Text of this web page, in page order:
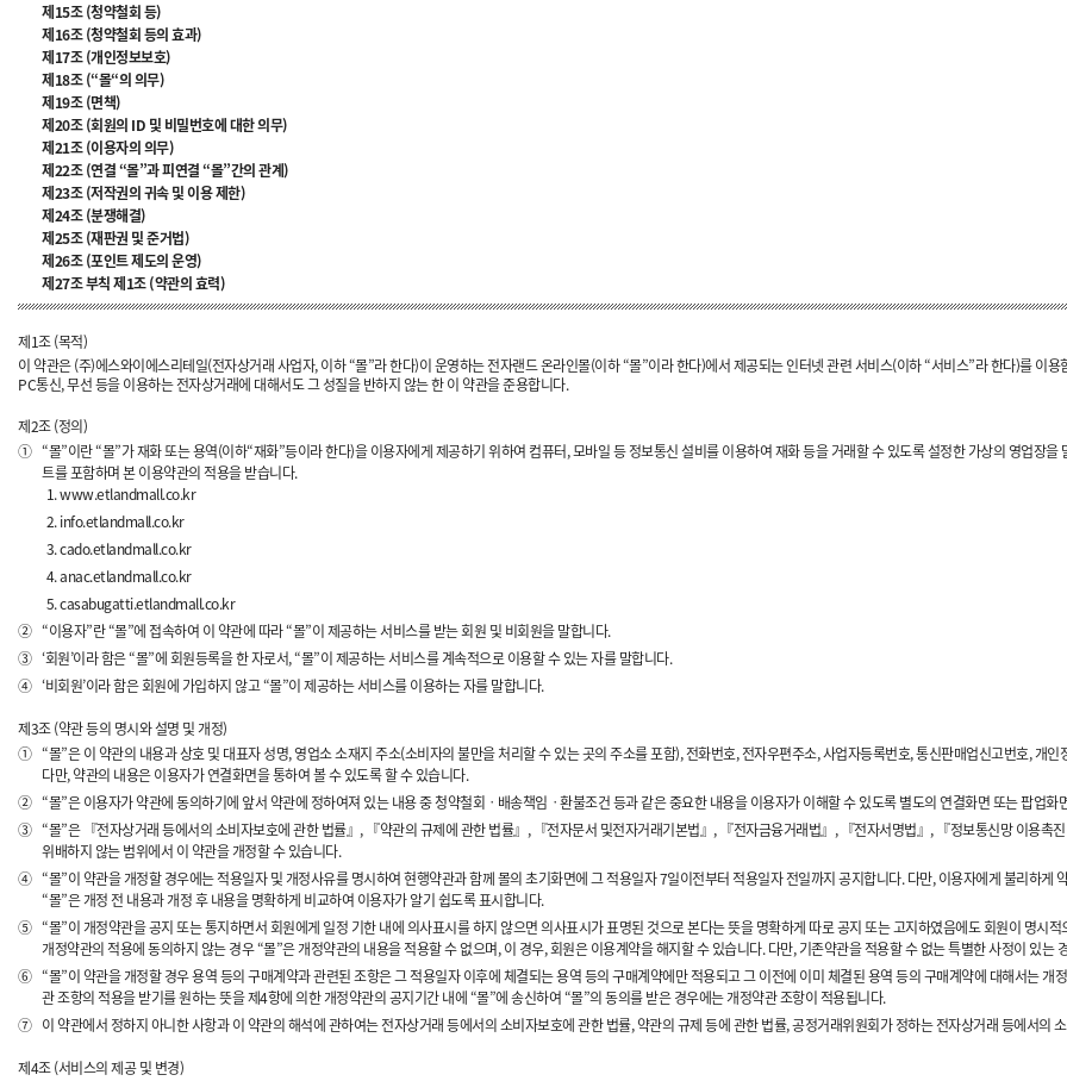
제15조 (청약철회 등)
제16조 (청약철회 등의 효과)
제17조 (개인정보보호)
제18조 (“몰“의 의무)
제19조 (면책)
제20조 (회원의 ID 및 비밀번호에 대한 의무)
제21조 (이용자의 의무)
제22조 (연결 “몰”과 피연결 “몰”간의 관계)
제23조 (저작권의 귀속 및 이용 제한)
제24조 (분쟁해결)
제25조 (재판권 및 준거법)
제26조 (포인트 제도의 운영)
제27조 부칙 제1조 (약관의 효력)
제1조 (목적)
이 약관은 (주)에스와이에스리테일(전자상거래 사업자, 이하 “몰”라 한다)이 운영하는 전자랜드 온라인몰(이하 “몰”이라 한다)에서 제공되는 인터넷 관련 서비스(이하 “서비스”라 한다)를 이
PC통신, 무선 등을 이용하는 전자상거래에 대해서도 그 성질을 반하지 않는 한 이 약관을 준용합니다.
제2조 (정의)
① “몰”이란 “몰”가 재화 또는 용역(이하“재화”등이라 한다)을 이용자에게 제공하기 위하여 컴퓨터, 모바일 등 정보통신 설비를 이용하여 재화 등을 거래할 수 있도록 설정한 가상의 영업장
트를 포함하며 본 이용약관의 적용을 받습니다.
www.etlandmall.co.kr
info.etlandmall.co.kr
cado.etlandmall.co.kr
anac.etlandmall.co.kr
casabugatti.etlandmall.co.kr
② “이용자”란 “몰”에 접속하여 이 약관에 따라 “몰”이 제공하는 서비스를 받는 회원 및 비회원을 말합니다.
③ ‘회원’이라 함은 “몰”에 회원등록을 한 자로서, “몰”이 제공하는 서비스를 계속적으로 이용할 수 있는 자를 말합니다.
④ ‘비회원’이라 함은 회원에 가입하지 않고 “몰”이 제공하는 서비스를 이용하는 자를 말합니다.
제3조 (약관 등의 명시와 설명 및 개정)
① “몰”은 이 약관의 내용과 상호 및 대표자 성명, 영업소 소재지 주소(소비자의 불만을 처리할 수 있는 곳의 주소를 포함), 전화번호, 전자우편주소, 사업자등록번호, 통신판매업신고번호, 개
다만, 약관의 내용은 이용자가 연결화면을 통하여 볼 수 있도록 할 수 있습니다.
② “몰”은 이용자가 약관에 동의하기에 앞서 약관에 정하여져 있는 내용 중 청약철회ㆍ배송책임ㆍ환불조건 등과 같은 중요한 내용을 이용자가 이해할 수 있도록 별도의 연결화면 또는 팝업
③ “몰”은 『전자상거래 등에서의 소비자보호에 관한 법률』, 『약관의 규제에 관한 법률』, 『전자문서 및전자거래기본법』, 『전자금융거래법』, 『전자서명법』, 『정보통신망 이용
위배하지 않는 범위에서 이 약관을 개정할 수 있습니다.
④ “몰”이 약관을 개정할 경우에는 적용일자 및 개정사유를 명시하여 현행약관과 함께 몰의 초기화면에 그 적용일자 7일이전부터 적용일자 전일까지 공지합니다. 다만, 이용자에게 불리하
“몰”은 개정 전 내용과 개정 후 내용을 명확하게 비교하여 이용자가 알기 쉽도록 표시합니다.
⑤ “몰”이 개정약관을 공지 또는 통지하면서 회원에게 일정 기한 내에 의사표시를 하지 않으면 의사표시가 표명된 것으로 본다는 뜻을 명확하게 따로 공지 또는 고지하였음에도 회원이 명시
개정약관의 적용에 동의하지 않는 경우 “몰”은 개정약관의 내용을 적용할 수 없으며, 이 경우, 회원은 이용계약을 해지할 수 있습니다. 다만, 기존약관을 적용할 수 없는 특별한 사정이 있는
⑥ “몰”이 약관을 개정할 경우 용역 등의 구매계약과 관련된 조항은 그 적용일자 이후에 체결되는 용역 등의 구매계약에만 적용되고 그 이전에 이미 체결된 용역 등의 구매계약에 대해서는
관 조항의 적용을 받기를 원하는 뜻을 제4항에 의한 개정약관의 공지기간 내에 “몰”에 송신하여 “몰”의 동의를 받은 경우에는 개정약관 조항이 적용됩니다.
⑦ 이 약관에서 정하지 아니한 사항과 이 약관의 해석에 관하여는 전자상거래 등에서의 소비자보호에 관한 법률, 약관의 규제 등에 관한 법률, 공정거래위원회가 정하는 전자상거래 등에서의
제4조 (서비스의 제공 및 변경)